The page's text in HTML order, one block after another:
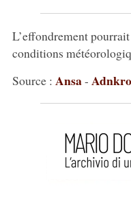
L’effondrement
conditions
Source : Ansa-